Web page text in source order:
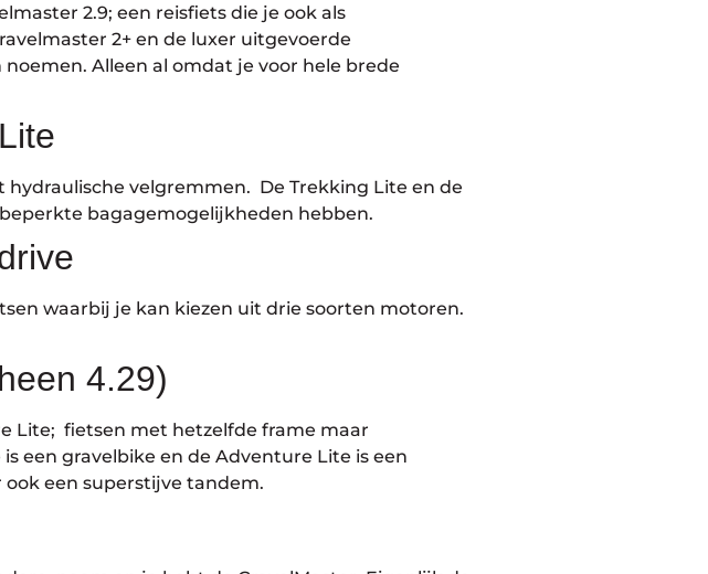
2.9; een reisfiets die je ook als
2+ en de luxer uitgevoerde
Alleen al omdat je voor hele brede
velgremmen. De Trekking Lite en de
bagagemogelijkheden hebben.
waarbij je kan kiezen uit drie soorten motoren.
4.29)
Lite; fietsen met hetzelfde frame maar
een gravelbike en de Adventure Lite is een
een superstijve tandem.